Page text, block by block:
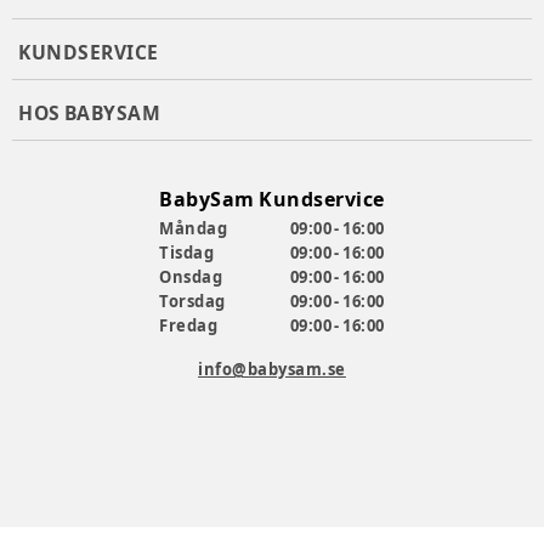
Rymlig korg med magnetisk sidoklaff
Medföljer:
Mugghållare
Axelrem
Lionelo
:Kina
385522
KUNDSERVICE
HOS BABYSAM
BabySam Kundservice
Måndag
09:00 - 16:00
Tisdag
09:00 - 16:00
Onsdag
09:00 - 16:00
Torsdag
09:00 - 16:00
Fredag
09:00 - 16:00
info@babysam.se